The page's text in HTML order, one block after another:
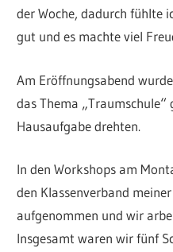
der Woche, dadurch fühlte
gut und es machte viel
Am Eröffnungsabend
das Thema „Traumschule“
Hausaufgabe drehten.
In den Workshops am
den Klassenverband
aufgenommen und wir
Insgesamt waren wir fünf